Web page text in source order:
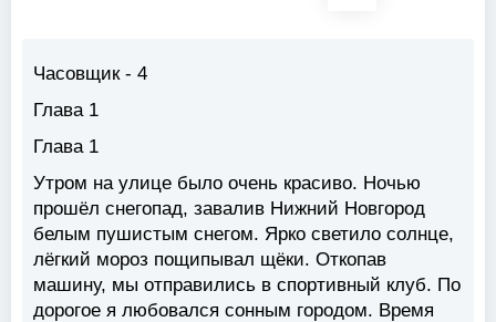
Часовщик - 4
Глава 1
Глава 1
Утром на улице было очень красиво. Ночью
прошёл снегопад, завалив Нижний Новгород
белым пушистым снегом. Ярко светило солнце,
лёгкий мороз пощипывал щёки. Откопав
машину, мы отправились в спортивный клуб. По
дорогое я любовался сонным городом. Время